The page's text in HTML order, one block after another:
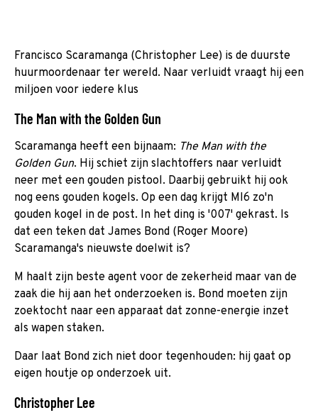
Francisco Scaramanga (Christopher Lee) is de duurste
huurmoordenaar ter wereld. Naar verluidt vraagt hij een
miljoen voor iedere klus
The Man with the Golden Gun
Scaramanga heeft een bijnaam: The Man with the
Golden Gun. Hij schiet zijn slachtoffers naar verluidt
neer met een gouden pistool. Daarbij gebruikt hij ook
nog eens gouden kogels. Op een dag krijgt MI6 zo'n
gouden kogel in de post. In het ding is '007' gekrast. Is
dat een teken dat James Bond (Roger Moore)
Scaramanga's nieuwste doelwit is?
M haalt zijn beste agent voor de zekerheid maar van de
zaak die hij aan het onderzoeken is. Bond moeten zijn
zoektocht naar een apparaat dat zonne-energie inzet
als wapen staken.
Daar laat Bond zich niet door tegenhouden: hij gaat op
eigen houtje op onderzoek uit.
Christopher Lee